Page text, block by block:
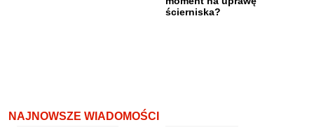
ścierniska?
NAJNOWSZE WIADOMOŚCI